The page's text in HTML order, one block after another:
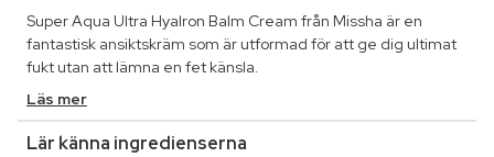
Super Aqua Ultra Hyalron Balm Cream från Missha är en
fantastisk ansiktskräm som är utformad för att ge dig ultimat
fukt utan att lämna en fet känsla.
Läs mer
Lär känna ingredienserna